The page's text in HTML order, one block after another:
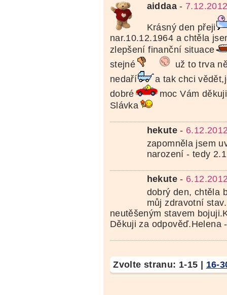
aiddaa-
Krásný den přeji
nar.10.12.1964 a chtěla
zlepšení finanční situace
stejné
už to trva
nedaří
a tak chci
dobré
moc Vám
Slávka
hekute-
zapomněla jsem
narození - tedy
hekute-
dobrý den, chtěla
můj zdravotní
neutěšeným stavem
Děkuji za odpověď.Helena
Zvolte stranu: 1-15 | 16-